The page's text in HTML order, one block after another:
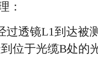
：
透镜L1到达被
位于光缆B处的